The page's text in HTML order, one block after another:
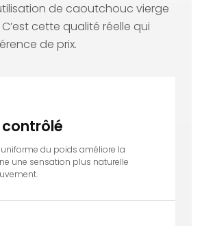
de caoutchouc vierge
cette qualité réelle qui
de prix.
contrôlé
du poids améliore la
une sensation plus naturelle